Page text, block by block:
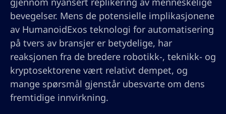
bevegelser. Mens de potensielle implikasjonene
av HumanoidExos teknologi for automatisering
på tvers av bransjer er betydelige, har
reaksjonen fra de bredere robotikk-, teknikk- og
kryptosektorene vært relativt dempet, og
mange spørsmål gjenstår ubesvarte om dens
fremtidige innvirkning.